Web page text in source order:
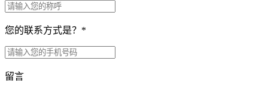
您的联系方式是？ *
留言